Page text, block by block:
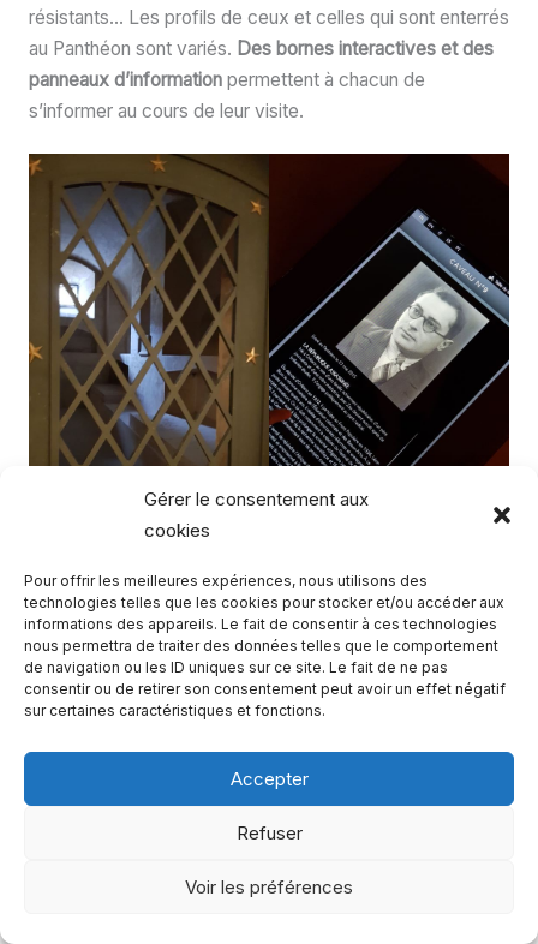
Gérer le consentement aux
cookies
Pour offrir les meilleures expériences, nous utilisons des
technologies telles que les cookies pour stocker et/ou accéder aux
informations des appareils. Le fait de consentir à ces technologies
nous permettra de traiter des données telles que le comportement
de navigation ou les ID uniques sur ce site. Le fait de ne pas
consentir ou de retirer son consentement peut avoir un effet négatif
sur certaines caractéristiques et fonctions.
Accepter
Refuser
Voir les préférences
résistants… Les profils de ceux et celles qui sont enterrés
au Panthéon sont variés. Des bornes interactives et des
panneaux d’informationpermettent à chacun de
s’informer au cours de leur visite.
La sobriété des caveaux et des épitaphes
renforce la solennité et l’universalité du lieu.
A noter : dans l’une des galeries, vous pouvez visiter une
exposition temporaire, qui change au fil des saisons. A
l’été 2021, Victor Hugo y était à l’honneur.
2023